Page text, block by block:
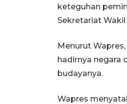
keteguhan
Sekretariat
Menurut
hadirnya negara
budayanya.
Wapres